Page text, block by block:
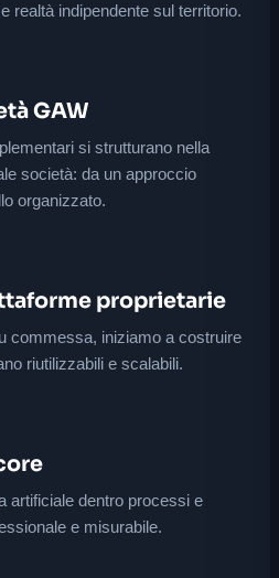
realtà indipendente sul territorio.
GAW
si strutturano nella
società: da un approccio
organizzato.
proprietarie
commessa, iniziamo a costruire
riutilizzabili e scalabili.
artificiale dentro processi e
e misurabile.